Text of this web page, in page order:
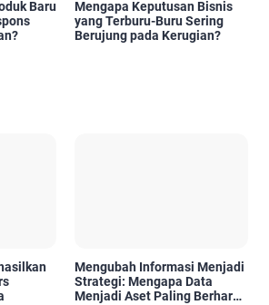
Baru
Mengapa Keputusan Bisnis
yang Terburu-Buru Sering
Berujung pada Kerugian?
Mengubah Informasi Menjadi
Strategi: Mengapa Data
Menjadi Aset Paling Berharga